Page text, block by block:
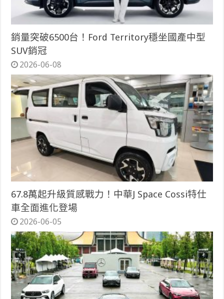
銷量突破6500台！Ford Territory穩坐國產中型
SUV銷冠
2026-06-08
67.8萬起升級質感戰力！中華J Space Cossi特仕
車全面進化登場
2026-06-05